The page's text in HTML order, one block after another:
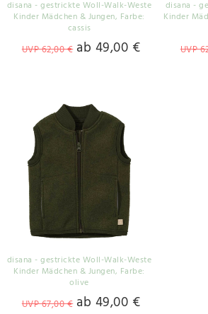
disana - gestrickte Woll-Walk-Weste
Kinder Mädchen & Jungen, Farbe:
cassis
UVP 62,00 € ab 49,00 €
disana -
Kinder
UVP
disana - gestrickte Woll-Walk-Weste
Kinder Mädchen & Jungen, Farbe:
olive
UVP 67,00 € ab 49,00 €